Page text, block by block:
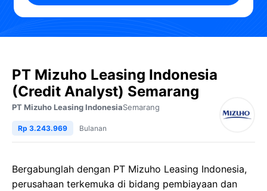
PT Mizuho Leasing Indonesia
(Credit Analyst) Semarang
PT Mizuho Leasing IndonesiaSemarang
Rp 3.243.969 Bulanan
Bergabunglah dengan PT Mizuho Leasing Indonesia,
perusahaan terkemuka di bidang pembiayaan dan